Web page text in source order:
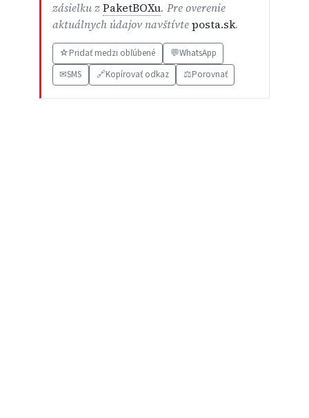
zásielku zPaketBOXu. Pre overenie
aktuálnych údajov navštívteposta.sk.
☆Pridať medzi obľúbené 💬WhatsApp
✉SMS 🔗Kopírovať odkaz ⚖️Porovnať